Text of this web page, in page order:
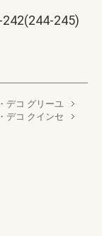
245)
デコ グリーユ
デコ クインセ